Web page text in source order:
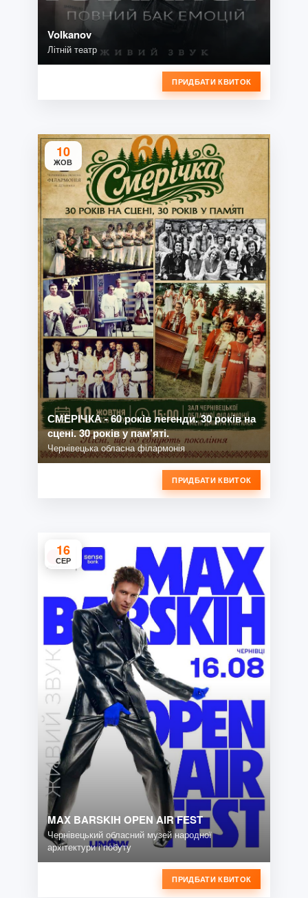
Volkanov
Літній театр
ПРИДБАТИ КВИТОК
10
ЖОВ
СМЕРІЧКА - 60 років легенди. 30 років на
сцені. 30 років у пам’яті.
Чернівецька обласна філармонія
ПРИДБАТИ КВИТОК
16
СЕР
MAX BARSKIH OPEN AIR FEST
Чернівецький обласний музей народної
архітектури і побуту
ПРИДБАТИ КВИТОК